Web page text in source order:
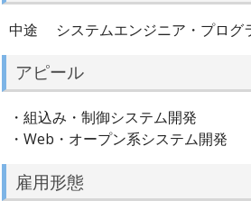
中途 システムエンジニア・プログ
アピール
・組込み・制御システム開発
・Web・オープン系システム開発
雇用形態